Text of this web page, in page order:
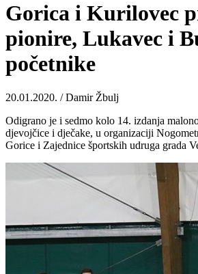
Gorica i Kurilovec
pionire, Lukavec i
početnike
20.01.2020. / Damir Žbulj
Odigrano je i sedmo kolo 14. izdanja
djevojčice i dječake, u organizaciji
Gorice i Zajednice športskih udruga grada